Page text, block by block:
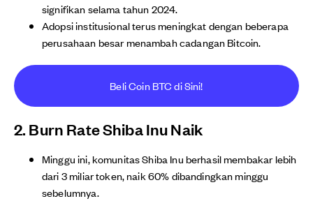
signifikan selama tahun 2024.
Adopsi institusional terus meningkat dengan beberapa
perusahaan besar menambah cadangan Bitcoin.
Beli Coin BTC di Sini!
2. Burn Rate Shiba Inu Naik
Minggu ini, komunitas Shiba Inu berhasil membakar lebih
dari 3 miliar token, naik 60% dibandingkan minggu
sebelumnya.